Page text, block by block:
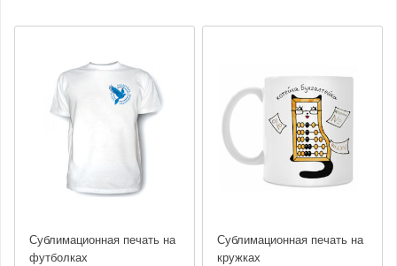
Сублимационная печать на
футболках
Сублимационная печать на
кружках